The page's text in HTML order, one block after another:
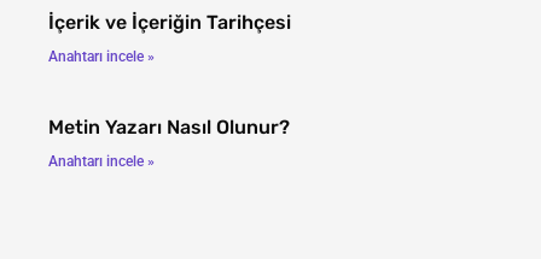
İçerik ve İçeriğin Tarihçesi
Anahtarı incele »
Metin Yazarı Nasıl Olunur?
Anahtarı incele »